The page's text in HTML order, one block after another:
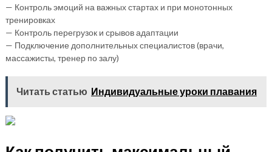
— Контроль эмоций на важных стартах и при монотонных
тренировках
— Контроль перегрузок и срывов адаптации
— Подключение дополнительных специалистов (врачи,
массажисты, тренер по залу)
Читать статью Индивидуальные уроки плавания